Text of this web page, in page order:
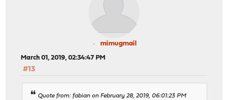
mimugmail
March 01, 2019, 02:34:47 PM
#13
Quote from: fabian on February 28, 2019, 06:01:23 PM